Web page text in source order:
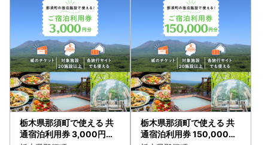
栃木県那須町で使える 共
通宿泊利用券 3,000円分
栃木県那須町で使える 共
通宿泊利用券 150,000円